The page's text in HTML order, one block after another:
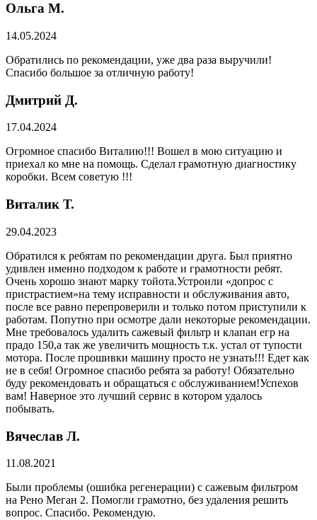
Ольга М.
14.05.2024
Обратились по рекомендации, уже два раза выручили!
Спасибо большое за отличную работу!
Дмитрий Д.
17.04.2024
Огромное спасибо Виталию!!! Вошел в мою ситуацию и
приехал ко мне на помощь. Сделал грамотную диагностику
коробки. Всем советую !!!
Виталик Т.
29.04.2023
Обратился к ребятам по рекомендации друга. Был приятно
удивлен именно подходом к работе и грамотности ребят.
Очень хорошо знают марку тойота.Устроили «допрос с
пристрастием»на тему исправности и обслуживания авто,
после все равно перепроверили и только потом приступили к
работам. Попутно при осмотре дали некоторые рекомендации.
Мне требовалось удалить сажевый фильтр и клапан егр на
прадо 150,а так же увеличить мощность т.к. устал от тупости
мотора. После прошивки машину просто не узнать!!! Едет как
не в себя! Огромное спасибо ребята за работу! Обязательно
буду рекомендовать и обращаться с обслуживанием!Успехов
вам! Наверное это лучший сервис в котором удалось
побывать.
Вячеслав Л.
11.08.2021
Были проблемы (ошибка регенерации) с сажевым фильтром
на Рено Меган 2. Помогли грамотно, без удаления решить
вопрос. Спасибо. Рекомендую.